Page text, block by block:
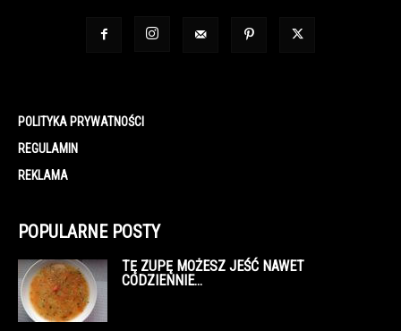
POLITYKA PRYWATNOŚCI
REGULAMIN
REKLAMA
POPULARNE POSTY
TĘ ZUPĘ MOŻESZ JEŚĆ NAWET
CODZIENNIE…